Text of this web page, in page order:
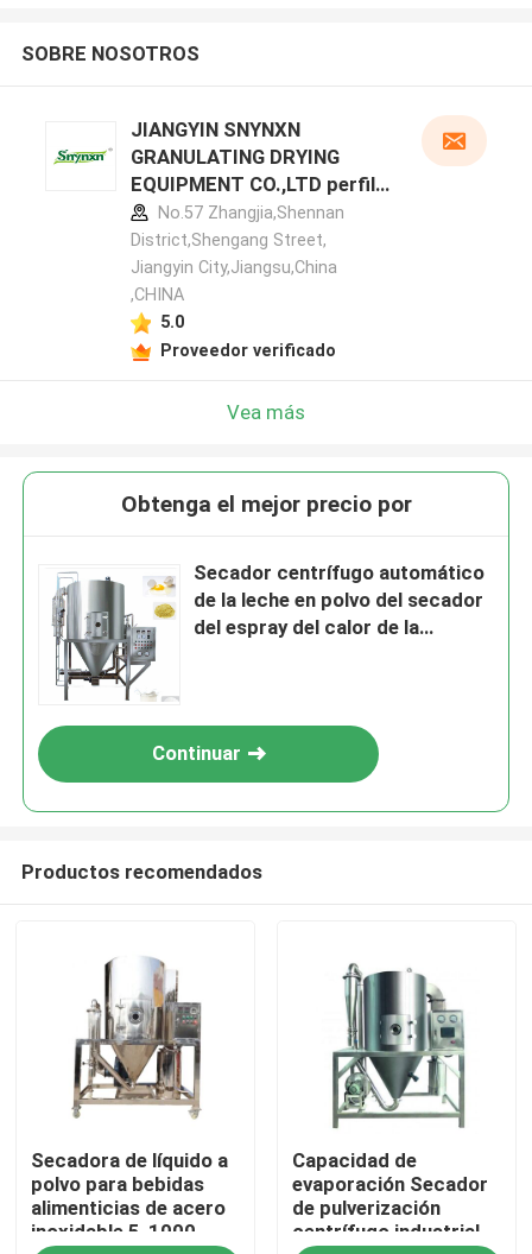
Hogar
Productos
Sobre nosotros
SOBRE NOSOTROS
JIANGYIN SNYNXN
GRANULATING DRYING
EQUIPMENT CO.,LTD perfil
del fabricante
No.57 Zhangjia,Shennan
District,Shengang Street,
Jiangyin City,Jiangsu,China
,CHINA
5.0
Proveedor verificado
Vea más
Obtenga el mejor precio por
Secador centrífugo automático
de la leche en polvo del secador
del espray del calor de la
Continuar
Productos recomendados
Secadora de líquido a
polvo para bebidas
alimenticias de acero
inoxidable 5-1000
Capacidad de
evaporación Secador
de pulverización
centrífugo industrial